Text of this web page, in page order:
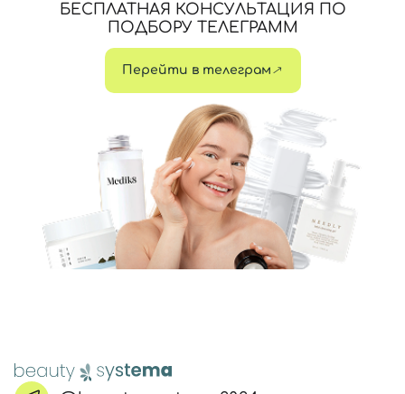
БЕСПЛАТНАЯ КОНСУЛЬТАЦИЯ ПО
ПОДБОРУ ТЕЛЕГРАММ
Перейти в телеграм